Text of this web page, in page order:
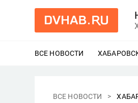
ВСЕ НОВОСТИ
ВСЕ НОВОСТИ